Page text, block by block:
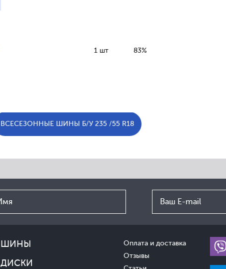
1 шт 83%
ВСЕСЕЗОННЫЕ ШИНЫ Б/У 235 /55 R18
ШИНЫ
ДИСКИ
Оплата и доставка
Отзывы